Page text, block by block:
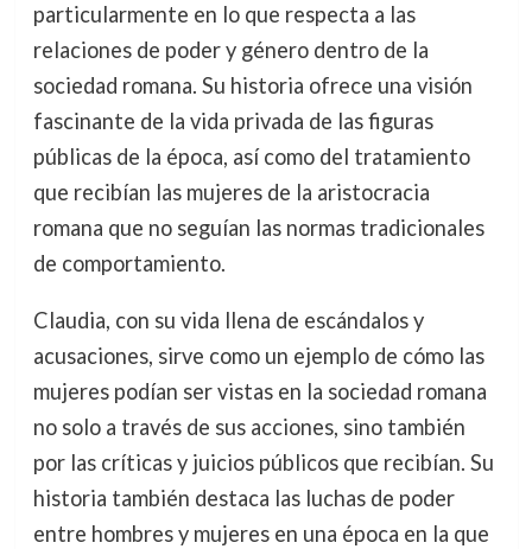
particularmente en lo que respecta a las
relaciones de poder y género dentro de la
sociedad romana. Su historia ofrece una visión
fascinante de la vida privada de las figuras
públicas de la época, así como del tratamiento
que recibían las mujeres de la aristocracia
romana que no seguían las normas tradicionales
de comportamiento.
Claudia, con su vida llena de escándalos y
acusaciones, sirve como un ejemplo de cómo las
mujeres podían ser vistas en la sociedad romana
no solo a través de sus acciones, sino también
por las críticas y juicios públicos que recibían. Su
historia también destaca las luchas de poder
entre hombres y mujeres en una época en la que